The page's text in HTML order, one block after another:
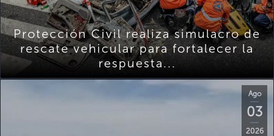
Protección Civil realiza simulacro de
rescate vehicular para fortalecer la
respuesta...
Ago
03
2026